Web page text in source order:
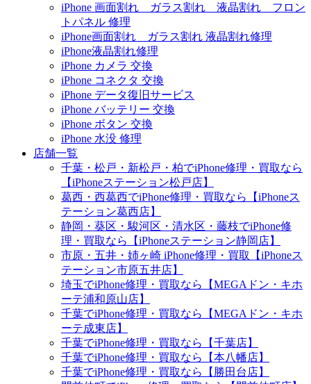
iPhone 画面割れ ガラス割れ 液晶割れ フロン
トパネル 修理
iPhone画面割れ ガラス割れ 液晶割れ修理
iPhone液晶割れ修理
iPhone カメラ 交換
iPhone コネクタ 交換
iPhone データ復旧サービス
iPhone バッテリー 交換
iPhone ボタン 交換
iPhone 水没 修理
店舗一覧
千葉・松戸・新松戸・柏でiPhone修理・買取なら
【iPhoneステーション松戸店】
葛西・西葛西でiPhone修理・買取なら【iPhoneス
テーション葛西店】
静岡・葵区・駿河区・清水区・藤枝でiPhone修
理・買取なら【iPhoneステーション静岡店】
市原・五井・姉ヶ崎 iPhone修理・買取【iPhoneス
テーション市原五井店】
埼玉でiPhone修理・買取なら【MEGAドン・キホ
ーテ浦和原山店】
千葉でiPhone修理・買取なら【MEGAドン・キホ
ーテ成東店】
千葉でiPhone修理・買取なら【千葉店】
千葉でiPhone修理・買取なら【本八幡店】
千葉でiPhone修理・買取なら【勝田台店】